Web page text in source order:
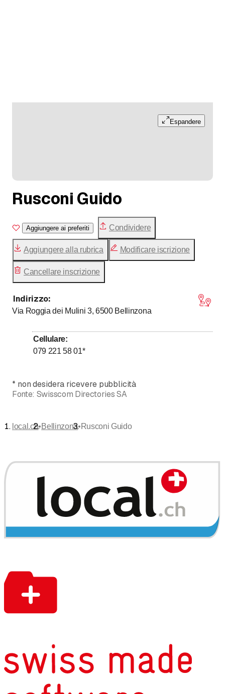
Espandere
Rusconi Guido
Aggiungere ai preferiti Condividere
Aggiungere alla rubrica Modificare iscrizione
Cancellare inscrizione
Indirizzo:
Via Roggia dei Mulini 3, 6500 Bellinzona
Cellulare:
079 221 58 01*
* non desidera ricevere pubblicità
Fonte: Swisscom Directories SA
local.ch•Bellinzona•Rusconi Guido